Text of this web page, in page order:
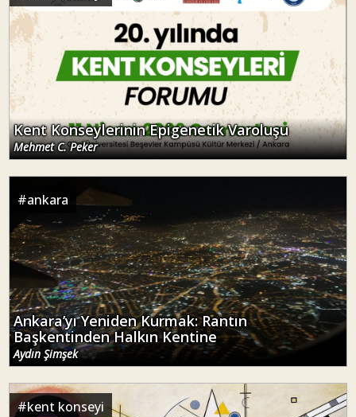
Kent Konseylerinin Epigenetik Varoluşu
Mehmet C. Peker
#ankara
Ankara’yı Yeniden Kurmak: Rantın
Başkentinden Halkın Kentine
Aydın Şimşek
#kent konseyi